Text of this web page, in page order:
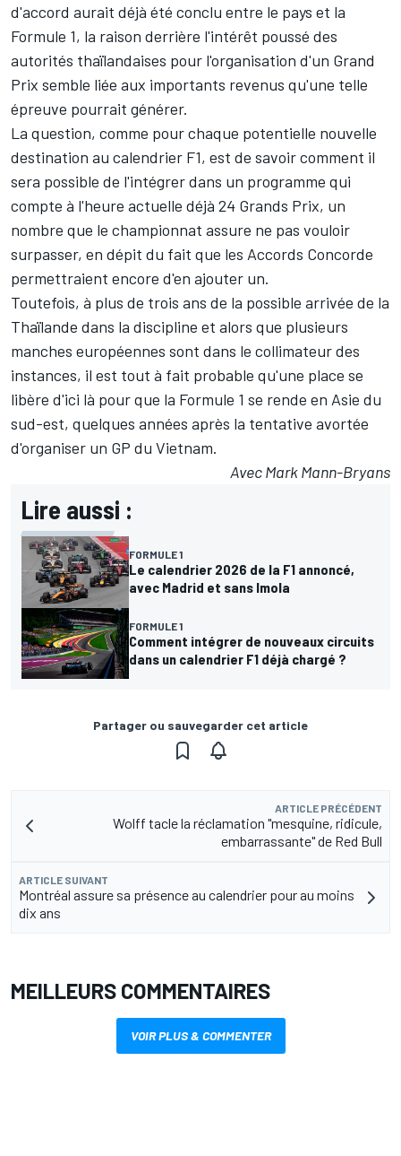
d'accord aurait déjà été conclu entre le pays et la
Formule 1, la raison derrière l'intérêt poussé des
autorités thaïlandaises pour l'organisation d'un Grand
Prix semble liée aux importants revenus qu'une telle
épreuve pourrait générer.
La question, comme pour chaque potentielle nouvelle
destination au calendrier F1, est de savoir comment il
sera possible de l'intégrer dans un programme qui
compte à l'heure actuelle déjà 24 Grands Prix, un
nombre que le championnat assure ne pas vouloir
surpasser, en dépit du fait que les Accords Concorde
permettraient encore d'en ajouter un.
Toutefois, à plus de trois ans de la possible arrivée de la
Thaïlande dans la discipline et alors que plusieurs
manches européennes sont dans le collimateur des
instances, il est tout à fait probable qu'une place se
libère d'ici là pour que la Formule 1 se rende en Asie du
sud-est, quelques années après la tentative avortée
d'organiser un GP du Vietnam.
Avec Mark Mann-Bryans
Lire aussi :
FORMULE 1
Le calendrier 2026 de la F1 annoncé,
avec Madrid et sans Imola
FORMULE 1
Comment intégrer de nouveaux circuits
dans un calendrier F1 déjà chargé ?
Partager ou sauvegarder cet article
ARTICLE PRÉCÉDENT
Wolff tacle la réclamation "mesquine, ridicule,
embarrassante" de Red Bull
ARTICLE SUIVANT
Montréal assure sa présence au calendrier pour au moins
dix ans
MEILLEURS COMMENTAIRES
VOIR PLUS & COMMENTER